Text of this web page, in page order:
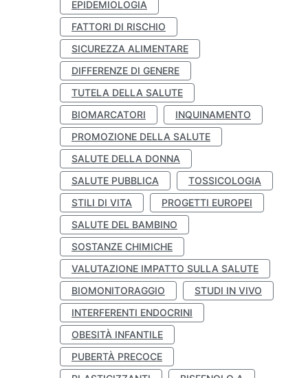
EPIDEMIOLOGIA
FATTORI DI RISCHIO
SICUREZZA ALIMENTARE
DIFFERENZE DI GENERE
TUTELA DELLA SALUTE
BIOMARCATORI
INQUINAMENTO
PROMOZIONE DELLA SALUTE
SALUTE DELLA DONNA
SALUTE PUBBLICA
TOSSICOLOGIA
STILI DI VITA
PROGETTI EUROPEI
SALUTE DEL BAMBINO
SOSTANZE CHIMICHE
VALUTAZIONE IMPATTO SULLA SALUTE
BIOMONITORAGGIO
STUDI IN VIVO
INTERFERENTI ENDOCRINI
OBESITÀ INFANTILE
PUBERTÀ PRECOCE